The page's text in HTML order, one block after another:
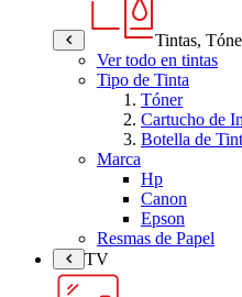
Tintas,
Ver todo en tintas
Tipo de Tinta
Tóner
Cartucho de
Botella de
Marca
Hp
Canon
Epson
Resmas de Papel
TV